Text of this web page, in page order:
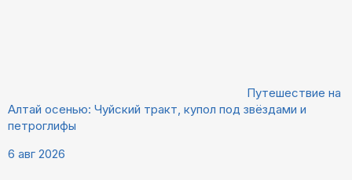
Путешествие на
Алтай осенью: Чуйский тракт, купол под звёздами и
петроглифы
6 авг 2026